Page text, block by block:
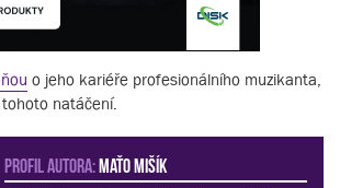
o jeho kariéře profesionálního muzikanta,
natáčení.
PROFIL AUTORA:Maťo Mišík